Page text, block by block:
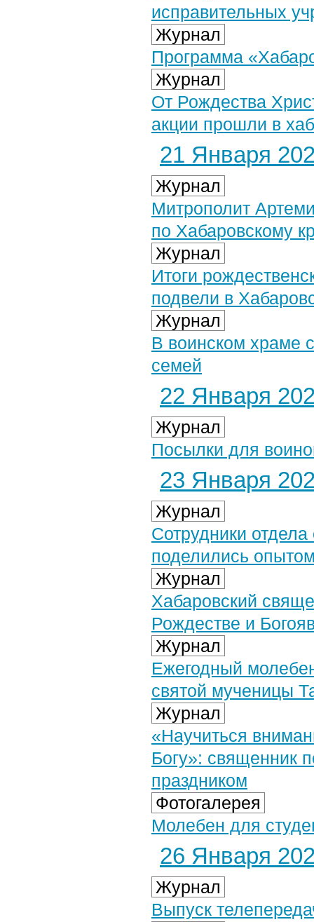
исправительных
Журнал
Программа
Журнал
От Рождества
акции прошли в
21 Января
Журнал
Митрополит
по Хабаровскому
Журнал
Итоги
подвели в
Журнал
В воинском храме
семей
22 Января
Журнал
Посылки для
23 Января
Журнал
Сотрудники
поделились
Журнал
Хабаровский
Рождестве и
Журнал
Ежегодный
святой мученицы
Журнал
«Научиться
Богу»: священник
праздником
Фотогалерея
Молебен для
26 Января
Журнал
Выпуск